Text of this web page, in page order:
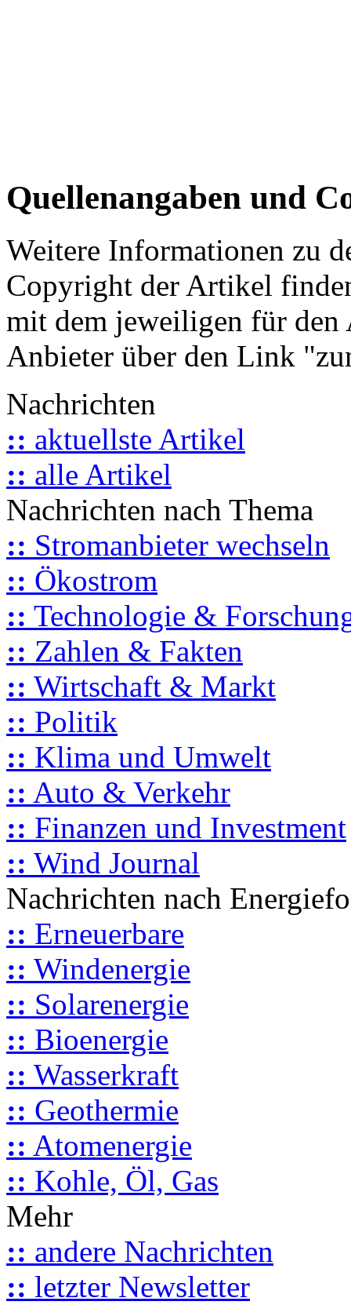
Quellenangaben und
Weitere Informationen zu
Copyright der Artikel
mit dem jeweiligen für
Anbieter über den Link
Nachrichten
:: aktuellste Artikel
:: alle Artikel
Nachrichten nach Thema
:: Stromanbieter wechseln
:: Ökostrom
:: Technologie &
:: Zahlen & Fakten
:: Wirtschaft & Markt
:: Politik
:: Klima und Umwelt
:: Auto & Verkehr
:: Finanzen und Investment
:: Wind Journal
Nachrichten nach
:: Erneuerbare
:: Windenergie
:: Solarenergie
:: Bioenergie
:: Wasserkraft
:: Geothermie
:: Atomenergie
:: Kohle, Öl, Gas
Mehr
:: andere Nachrichten
:: letzter Newsletter